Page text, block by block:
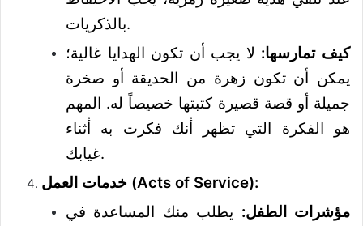
بالذكريات.
كيف تمارسها: لا يجب أن تكون الهدايا غالية؛
يمكن أن تكون زهرة من الحديقة أو صخرة
جميلة أو قصة قصيرة كتبتها خصيصاً له. المهم
هو الفكرة التي تظهر أنك فكرت به أثناء
غيابك.
خدمات العمل (Acts of Service):
مؤشرات الطفل: يطلب منك المساعدة في